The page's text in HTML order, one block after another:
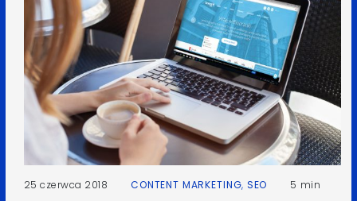
25 czerwca 2018 CONTENT MARKETING, SEO 5 min